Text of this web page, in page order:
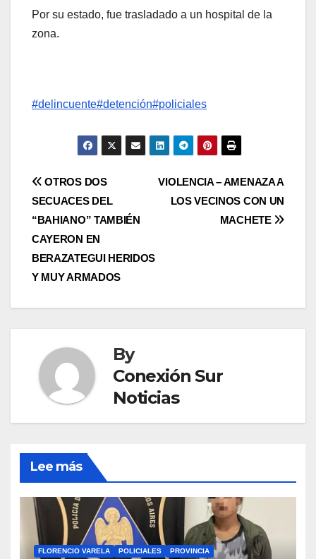
Por su estado, fue trasladado a un hospital de la
zona.
#delincuente#detención#policiales
Post
navigation
VIOLENCIA – AMENAZA A
LOS VECINOS CON UN
MACHETE
OTROS DOS
SECUACES DEL
“BAHIANO” TAMBIÉN
CAYERON EN
BERAZATEGUI HERIDOS
Y MUY ARMADOS
By
Conexión Sur
Noticias
Lee más
FLORENCIO VARELA POLICIALES PROVINCIA